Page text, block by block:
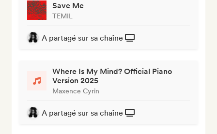
Save Me
TEMIL
A partagé sur sa chaîne
Where Is My Mind? Official Piano
Version 2025
Maxence Cyrin
A partagé sur sa chaîne